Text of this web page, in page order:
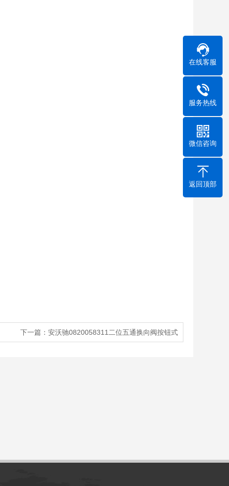
下一篇： 安沃驰0820058311二位五通换向阀按钮式
在线客服
服务热线
微信咨询
返回顶部